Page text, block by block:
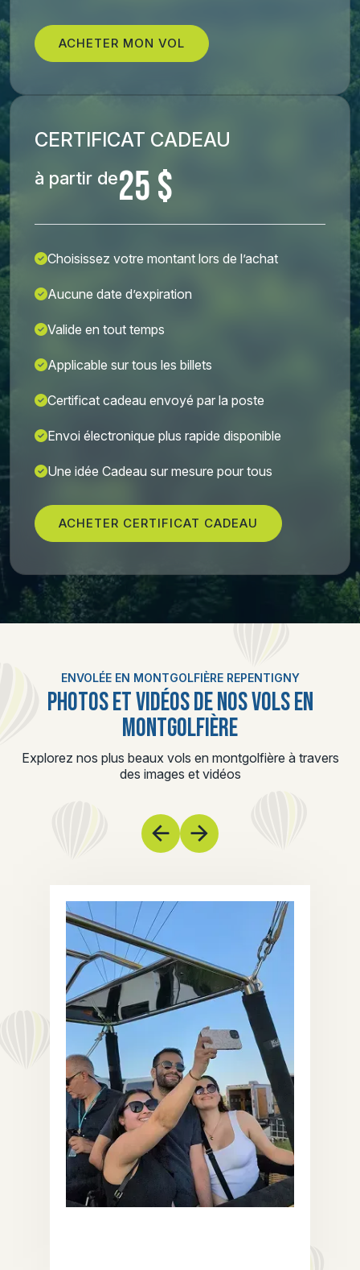
ACHETER MON VOL
CERTIFICAT CADEAU
à partir de25 $
Choisissez votre montant lors de l’achat
Aucune date d’expiration
Valide en tout temps
Applicable sur tous les billets
Certificat cadeau envoyé par la poste
Envoi électronique plus rapide disponible
Une idée Cadeau sur mesure pour tous
ACHETER CERTIFICAT CADEAU
ENVOLÉE EN MONTGOLFIÈRE REPENTIGNY
PHOTOS ET VIDÉOS DE NOS VOLS EN
MONTGOLFIÈRE
Explorez nos plus beaux vols en montgolfière à travers
des images et vidéos